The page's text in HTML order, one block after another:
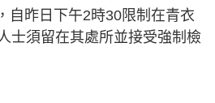
自昨日下午2時30限制在青衣
士須留在其處所並接受強制檢